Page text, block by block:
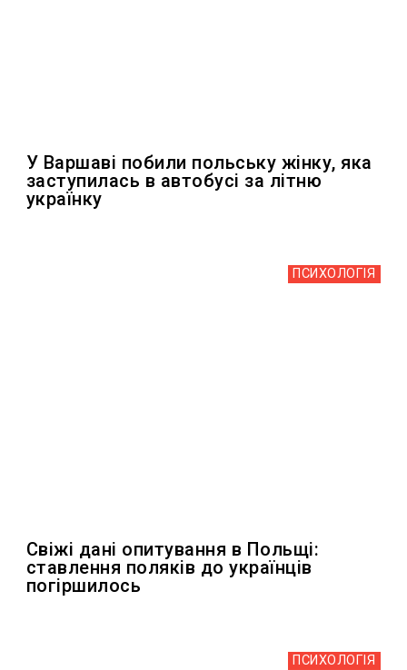
У Варшаві побили польську жінку, яка
заступилась в автобусі за літню
українку
ПСИХОЛОГІЯ
Свіжі дані опитування в Польщі:
ставлення поляків до українців
погіршилось
ПСИХОЛОГІЯ